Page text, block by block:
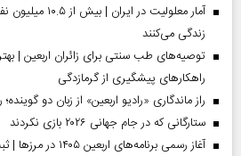
آمار معلولیت در
زندگی می‌کنند
توصیه‌های طب سنتی برای زائران اربعین |
راهکارهای پیشگیری از گرمازدگی
راز ماندگاری «رادیو اربعین» از زبان دو
ستارگانی که در جام جهانی ۲۰۲۶ بازی نکردند